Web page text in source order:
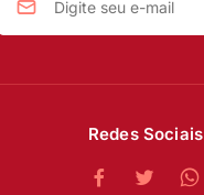
Redes Sociais